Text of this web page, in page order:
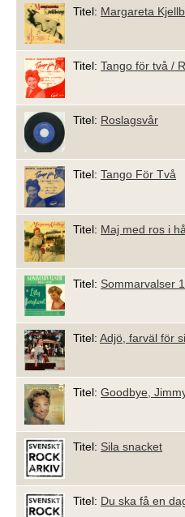
Titel: Margareta
Titel: Tango för två /
Titel: Roslagsvår
Titel: Tango För Två
Titel: Maj med ros i
Titel: Sommarvalser
Titel: Adjö, farväl för
Titel: Goodbye,
Titel: Sila snacket
Titel: Du ska få en